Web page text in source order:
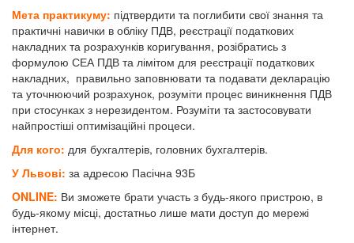
Мета практикуму: підтвердити та поглибити свої знання та
практичні навички в обліку ПДВ, реєстрації податкових
накладних та розрахунків коригування, розібратись з
формулою СЕА ПДВ та лімітом для реєстрації податкових
накладних, правильно заповнювати та подавати декларацію
та уточнюючий розрахунок, розуміти процес виникнення ПДВ
при стосунках з нерезидентом. Розуміти та застосовувати
найпростіші оптимізаційні процеси.
Для кого: для бухгалтерів, головних бухгалтерів.
У Львові: за адресою Пасічна 93Б
ONLINE: Ви зможете брати участь з будь-якого пристрою, в
будь-якому місці, достатньо лише мати доступ до мережі
інтернет.